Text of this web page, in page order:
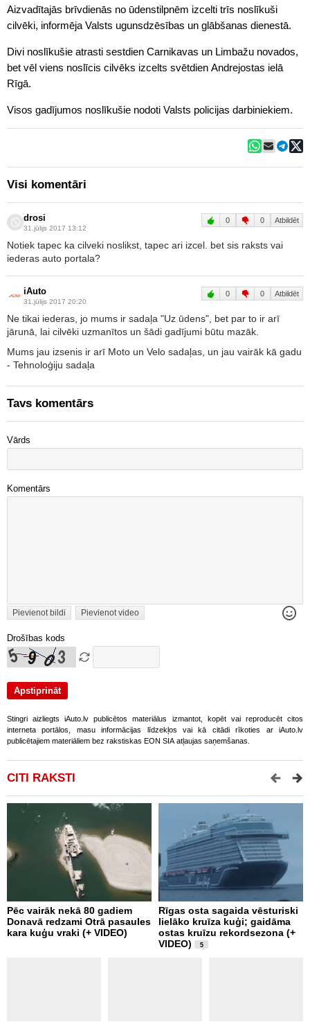
Aizvadītajās brīvdienās no ūdenstilpnēm izcelti trīs noslīkuši
cilvēki, informēja Valsts ugunsdzēsības un glābšanas dienestā.
Divi noslīkušie atrasti sestdien Carnikavas un Limbažu novados,
bet vēl viens noslīcis cilvēks izcelts svētdien Andrejostas ielā
Rīgā.
Visos gadījumos noslīkušie nodoti Valsts policijas darbiniekiem.
Visi komentāri
drosi
31.jūlijs 2017 13:12
0 0 Atbildēt
Notiek tapec ka cilveki noslikst, tapec ari izcel. bet sis raksts vai
iederas auto portala?
iAuto
31.jūlijs 2017 20:20
0 0 Atbildēt
Ne tikai iederas, jo mums ir sadaļa "Uz ūdens", bet par to ir arī
jārunā, lai cilvēki uzmanītos un šādi gadījumi būtu mazāk.
Mums jau izsenis ir arī Moto un Velo sadaļas, un jau vairāk kā gadu
- Tehnoloģiju sadaļa
Tavs komentārs
Vārds
Komentārs
Pievienot bildi Pievienot video
Drošības kods
Stingri aizliegts iAuto.lv publicētos materiālus izmantot, kopēt vai reproducēt citos
interneta portālos, masu informācijas līdzekļos vai kā citādi rīkoties ar iAuto.lv
publicētajiem materiāliem bez rakstiskas EON SIA atļaujas saņemšanas.
CITI RAKSTI
Pēc vairāk nekā 80 gadiem
Donavā redzami Otrā pasaules
kara kuģu vraki (+ VIDEO)
Rīgas osta sagaida vēsturiski
lielāko kruīza kuģi; gaidāma
ostas kruīzu rekordsezona (+
VIDEO)
5